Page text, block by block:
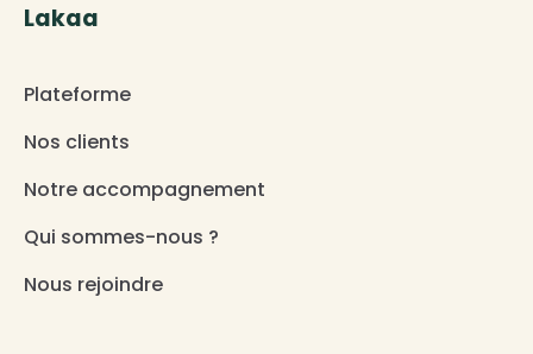
Lakaa
Plateforme
Nos clients
Notre accompagnement
Qui sommes-nous ?
Nous rejoindre